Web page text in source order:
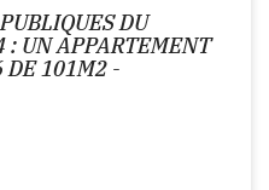
DU
: UN APPARTEMENT
DE 101M2 -